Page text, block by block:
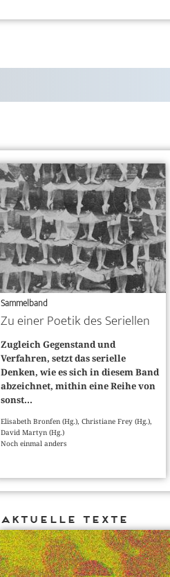
Sammelband
Zu einer Poetik des Seriellen
Zugleich Gegenstand und
Verfahren, setzt das serielle
Denken, wie es sich in diesem Band
abzeichnet, mithin eine Reihe von
sonst...
Elisabeth Bronfen (Hg.), Christiane Frey (Hg.),
David Martyn (Hg.)
Noch einmal anders
Aktuelle Texte